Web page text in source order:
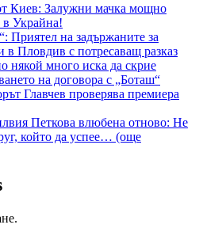
Киев: Залужни мачка мощно
в Украйна!
Приятел на задържаните за
в Пловдив с потресаващ разказ
много иска да скрие
на договора с „Боташ“
Главчев проверява премиера
Петкова влюбена отново: Не
който да успее… (още